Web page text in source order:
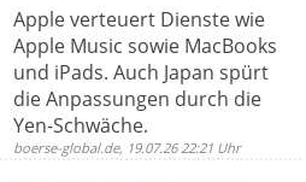
Apple verteuert Dienste wie
Apple Music sowie MacBooks
und iPads. Auch Japan spürt
die Anpassungen durch die
Yen-Schwäche.
boerse-global.de, 19.07.26 22:21 Uhr